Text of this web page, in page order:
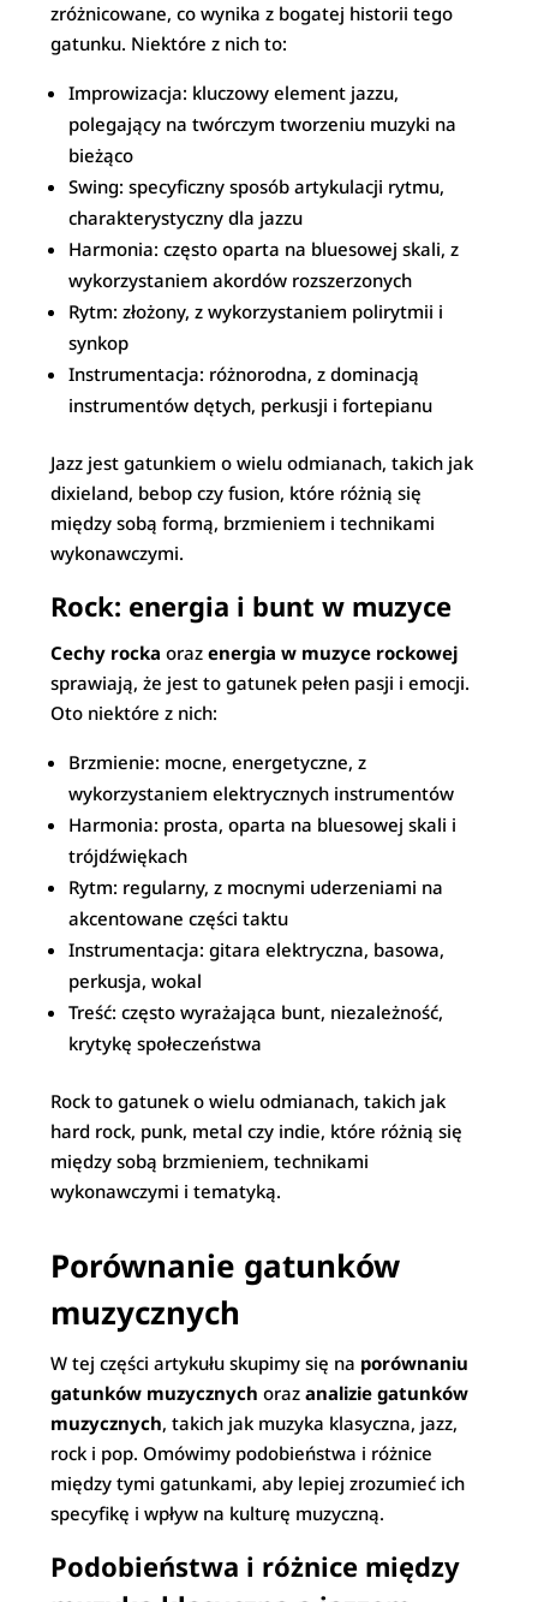
zróżnicowane, co wynika z bogatej historii tego
gatunku. Niektóre z nich to:
Improwizacja: kluczowy element jazzu,
polegający na twórczym tworzeniu muzyki na
bieżąco
Swing: specyficzny sposób artykulacji rytmu,
charakterystyczny dla jazzu
Harmonia: często oparta na bluesowej skali, z
wykorzystaniem akordów rozszerzonych
Rytm: złożony, z wykorzystaniem polirytmii i
synkop
Instrumentacja: różnorodna, z dominacją
instrumentów dętych, perkusji i fortepianu
Jazz jest gatunkiem o wielu odmianach, takich jak
dixieland, bebop czy fusion, które różnią się
między sobą formą, brzmieniem i technikami
wykonawczymi.
Rock: energia i bunt w muzyce
Cechy rocka orazenergia w muzyce rockowej
sprawiają, że jest to gatunek pełen pasji i emocji.
Oto niektóre z nich:
Brzmienie: mocne, energetyczne, z
wykorzystaniem elektrycznych instrumentów
Harmonia: prosta, oparta na bluesowej skali i
trójdźwiękach
Rytm: regularny, z mocnymi uderzeniami na
akcentowane części taktu
Instrumentacja: gitara elektryczna, basowa,
perkusja, wokal
Treść: często wyrażająca bunt, niezależność,
krytykę społeczeństwa
Rock to gatunek o wielu odmianach, takich jak
hard rock, punk, metal czy indie, które różnią się
między sobą brzmieniem, technikami
wykonawczymi i tematyką.
Porównanie gatunków
muzycznych
W tej części artykułu skupimy się na porównaniu
gatunków muzycznych orazanalizie gatunków
muzycznych, takich jak muzyka klasyczna, jazz,
rock i pop. Omówimy podobieństwa i różnice
między tymi gatunkami, aby lepiej zrozumieć ich
specyfikę i wpływ na kulturę muzyczną.
Podobieństwa i różnice między